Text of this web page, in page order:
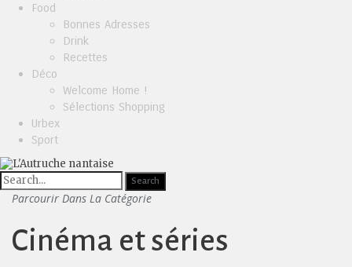
Food
Bonnes Adresses
Drink
Recettes
Déco
Welcome Home !
Sélections Shopping
Urbex
Sport
Parcourir Dans La Catégorie
Cinéma et séries